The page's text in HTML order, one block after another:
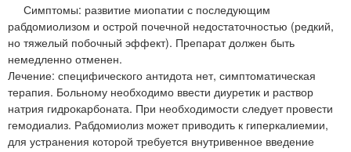
Симптомы: развитие миопатии с последующим
рабдомиолизом и острой почечной недостаточностью (редкий,
но тяжелый побочный эффект). Препарат должен быть
немедленно отменен.
Лечение: специфического антидота нет, симптоматическая
терапия. Больному необходимо ввести диуретик и раствор
натрия гидрокарбоната. При необходимости следует провести
гемодиализ. Рабдомиолиз может приводить к гиперкалиемии,
для устранения которой требуется внутривенное введение